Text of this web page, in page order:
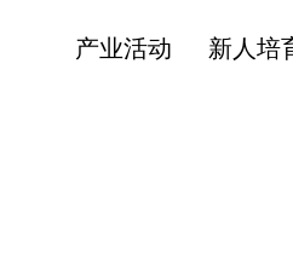
产业活动 新人培